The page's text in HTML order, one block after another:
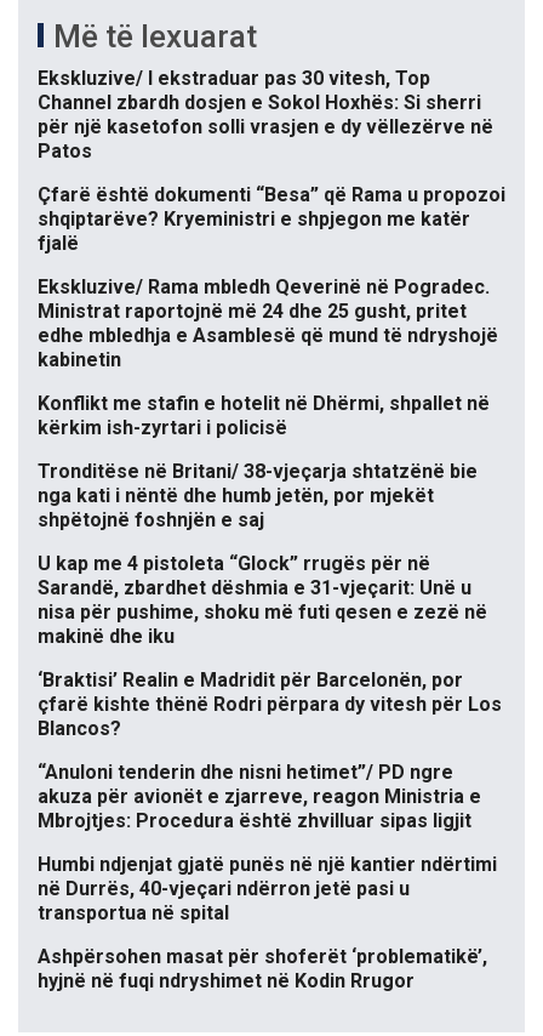
Më të lexuarat
Ekskluzive/ I ekstraduar pas 30 vitesh, Top
Channel zbardh dosjen e Sokol Hoxhës: Si sherri
për një kasetofon solli vrasjen e dy vëllezërve në
Patos
Çfarë është dokumenti “Besa” që Rama u propozoi
shqiptarëve? Kryeministri e shpjegon me katër
fjalë
Ekskluzive/ Rama mbledh Qeverinë në Pogradec.
Ministrat raportojnë më 24 dhe 25 gusht, pritet
edhe mbledhja e Asamblesë që mund të ndryshojë
kabinetin
Konflikt me stafin e hotelit në Dhërmi, shpallet në
kërkim ish-zyrtari i policisë
Tronditëse në Britani/ 38-vjeçarja shtatzënë bie
nga kati i nëntë dhe humb jetën, por mjekët
shpëtojnë foshnjën e saj
U kap me 4 pistoleta “Glock” rrugës për në
Sarandë, zbardhet dëshmia e 31-vjeçarit: Unë u
nisa për pushime, shoku më futi qesen e zezë në
makinë dhe iku
‘Braktisi’ Realin e Madridit për Barcelonën, por
çfarë kishte thënë Rodri përpara dy vitesh për Los
Blancos?
“Anuloni tenderin dhe nisni hetimet”/ PD ngre
akuza për avionët e zjarreve, reagon Ministria e
Mbrojtjes: Procedura është zhvilluar sipas ligjit
Humbi ndjenjat gjatë punës në një kantier ndërtimi
në Durrës, 40-vjeçari ndërron jetë pasi u
transportua në spital
Ashpërsohen masat për shoferët ‘problematikë’,
hyjnë në fuqi ndryshimet në Kodin Rrugor